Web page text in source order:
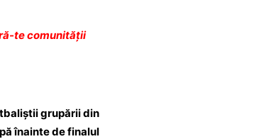
te comunității
grupării din
înainte de finalul